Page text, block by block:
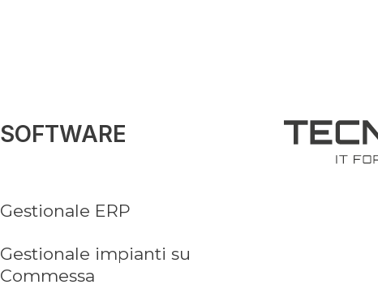
SOFTWARE
Gestionale ERP
Gestionale impianti su
Commessa